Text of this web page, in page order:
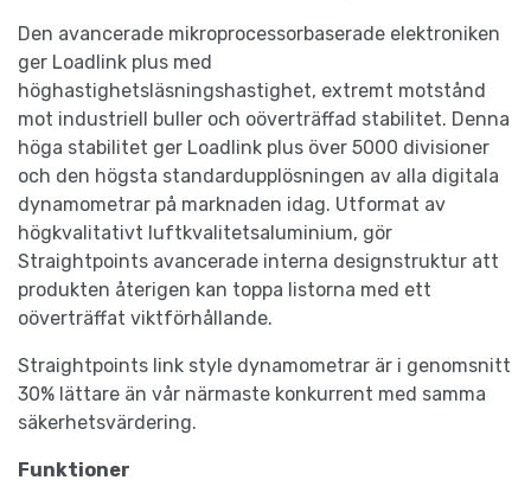
Den avancerade mikroprocessorbaserade elektroniken
ger Loadlink plus med
höghastighetsläsningshastighet, extremt motstånd
mot industriell buller och oöverträffad stabilitet. Denna
höga stabilitet ger Loadlink plus över 5000 divisioner
och den högsta standardupplösningen av alla digitala
dynamometrar på marknaden idag. Utformat av
högkvalitativt luftkvalitetsaluminium, gör
Straightpoints avancerade interna designstruktur att
produkten återigen kan toppa listorna med ett
oöverträffat viktförhållande.
Straightpoints link style dynamometrar är i genomsnitt
30% lättare än vår närmaste konkurrent med samma
säkerhetsvärdering.
Funktioner